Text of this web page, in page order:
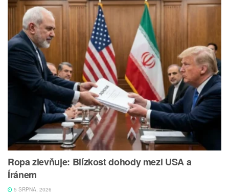
Ropa zlevňuje: Blízkost dohody mezi USA a
Íránem
5 SRPNA, 2026